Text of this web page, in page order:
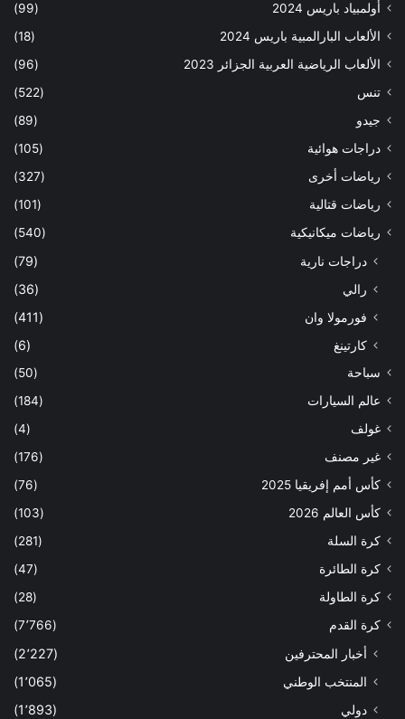
أولمبياد باريس 2024
(99)
الألعاب البارالمبية باريس 2024
(18)
الألعاب الرياضية العربية الجزائر 2023
(96)
تنس
(522)
جيدو
(89)
دراجات هوائية
(105)
رياضات أخرى
(327)
رياضات قتالية
(101)
رياضات ميكانيكية
(540)
دراجات نارية
(79)
رالي
(36)
فورمولا وان
(411)
كارتينغ
(6)
سباحة
(50)
عالم السيارات
(184)
غولف
(4)
غير مصنف
(176)
كأس أمم إفريقيا 2025
(76)
كأس العالم 2026
(103)
كرة السلة
(281)
كرة الطائرة
(47)
كرة الطاولة
(28)
كرة القدم
(7٬766)
أخبار المحترفين
(2٬227)
المنتخب الوطني
(1٬065)
دولي
(1٬893)